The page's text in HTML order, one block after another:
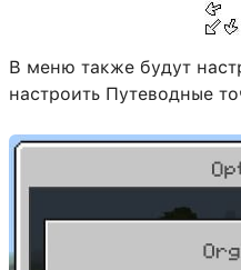
В меню также будут
настроить Путеводные